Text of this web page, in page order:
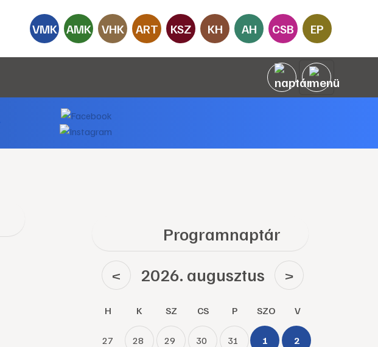
VMK AMK VHK ART KSZ KH AH CSB EP
Programnaptár
< 2026. augusztus >
H K SZ CS P SZO V
27 28 29 30 31 1 2